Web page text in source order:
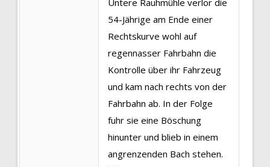
Untere Rauhmühle verlor die
54-Jährige am Ende einer
Rechtskurve wohl auf
regennasser Fahrbahn die
Kontrolle über ihr Fahrzeug
und kam nach rechts von der
Fahrbahn ab. In der Folge
fuhr sie eine Böschung
hinunter und blieb in einem
angrenzenden Bach stehen.